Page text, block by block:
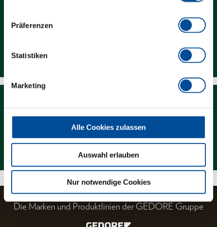
Präferenzen
Statistiken
Marketing
Alle Cookies zulassen
Auswahl erlauben
Nur notwendige Cookies
Magazin
Die Marken und Produktlinien der GEDORE Gruppe